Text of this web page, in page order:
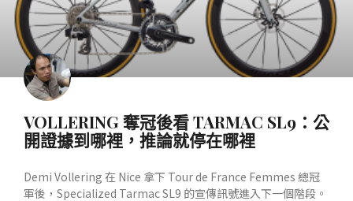
VOLLERING 奪冠後看 TARMAC SL9：公
開證據到哪裡，推論就停在哪裡
Demi Vollering 在 Nice 拿下 Tour de France Femmes 總冠
軍後，Specialized Tarmac SL9 的宣傳訊號進入下一個階段。